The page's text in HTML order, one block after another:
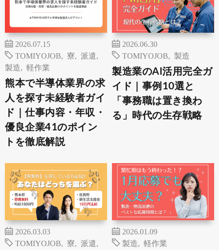
2026.07.15
TOMIYOJOB
寮 派遣
製造
軽作業
熊本で半導体業界の求
人を探す未経験者ガイ
ド｜仕事内容・年収・
優良企業41のポイン
トを徹底解説
2026.06.30
TOMIYOJOB
製造
製造業のAI活用完全ガ
イド｜事例10選と
「事務職は置き換わ
る」時代の生存戦略
2026.03.03
TOMIYOJOB
寮 派遣
2026.01.09
製造
軽作業